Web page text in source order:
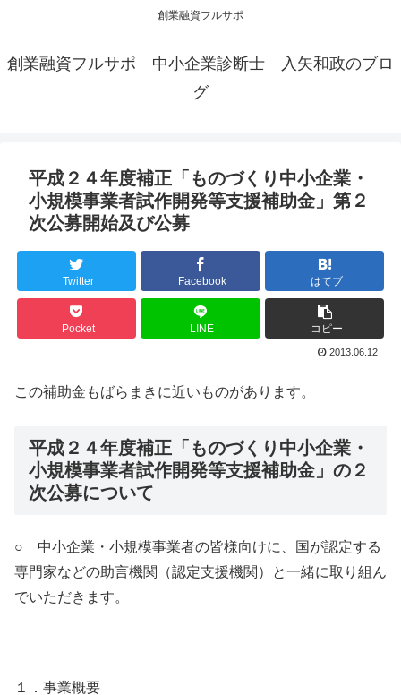
創業融資フルサポ
創業融資フルサポ 中小企業診断士 入矢和政のブロ
グ
平成２４年度補正「ものづくり中小企業・
小規模事業者試作開発等支援補助金」第２
次公募開始及び公募
Twitter Facebook はてブ
Pocket LINE コピー
2013.06.12
この補助金もばらまきに近いものがあります。
平成２４年度補正「ものづくり中小企業・
小規模事業者試作開発等支援補助金」の２
次公募について
○ 中小企業・小規模事業者の皆様向けに、国が認定する
専門家などの助言機関（認定支援機関）と一緒に取り組ん
でいただきます。
１．事業概要